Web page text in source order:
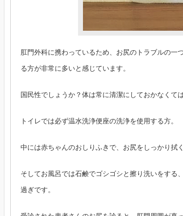
肛門外科に携わっているため、お尻のトラブルの一
る方が非常に多いと感じています。
国民性でしょうか？体は常に清潔にしておかなくて
トイレでは必ず温水洗浄便座の洗浄を使用する方。
中には赤ちゃんのおしりふきで、お尻をしっかり拭
そしてお風呂では石鹸でゴシゴシと擦り洗いをする
過ぎです。